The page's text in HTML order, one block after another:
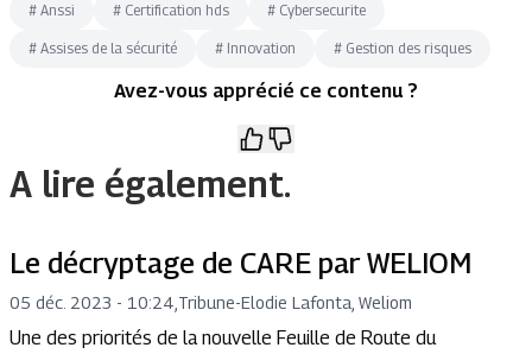
# Anssi # Certification hds # Cybersecurite
# Assises de la sécurité # Innovation # Gestion des risques
Avez-vous apprécié ce contenu ?
A lire également.
Le décryptage de CARE par WELIOM
05 déc. 2023 - 10:24,Tribune-Elodie Lafonta, Weliom
Une des priorités de la nouvelle Feuille de Route du